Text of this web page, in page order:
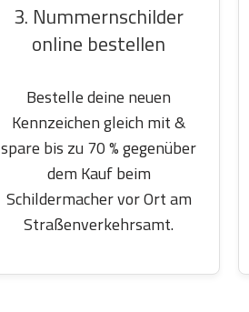
3. Nummernschilder
online bestellen
Bestelle deine neuen
Kennzeichen gleich mit &
spare bis zu 70 % gegenüber
dem Kauf beim
Schildermacher vor Ort am
Straßenverkehrsamt.